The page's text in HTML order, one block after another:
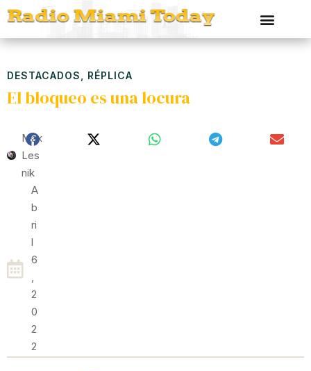
DESTACADOS RÉPLICA
El bloqueo es una locura
Max
Les
Nik
A
B
Ri
L
6
,
2
0
2
2